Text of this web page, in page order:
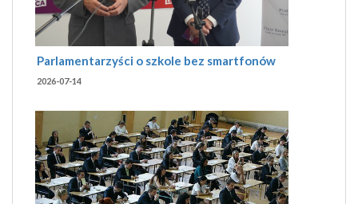
Parlamentarzyści o szkole bez smartfonów
2026-07-14